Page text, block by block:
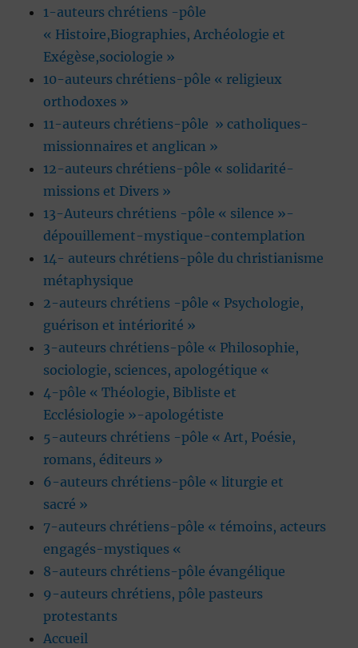
1-auteurs chrétiens -pôle
« Histoire,Biographies, Archéologie et
Exégèse,sociologie »
10-auteurs chrétiens-pôle « religieux
orthodoxes »
11-auteurs chrétiens-pôle » catholiques-
missionnaires et anglican »
12-auteurs chrétiens-pôle « solidarité-
missions et Divers »
13-Auteurs chrétiens -pôle « silence »-
dépouillement-mystique-contemplation
14- auteurs chrétiens-pôle du christianisme
métaphysique
2-auteurs chrétiens -pôle « Psychologie,
guérison et intériorité »
3-auteurs chrétiens-pôle « Philosophie,
sociologie, sciences, apologétique «
4-pôle « Théologie, Bibliste et
Ecclésiologie »-apologétiste
5-auteurs chrétiens -pôle « Art, Poésie,
romans, éditeurs »
6-auteurs chrétiens-pôle « liturgie et
sacré »
7-auteurs chrétiens-pôle « témoins, acteurs
engagés-mystiques «
8-auteurs chrétiens-pôle évangélique
9-auteurs chrétiens, pôle pasteurs
protestants
Accueil